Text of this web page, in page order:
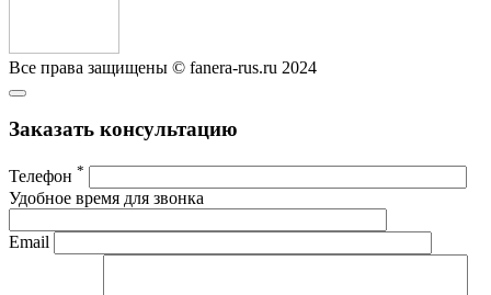
Все права защищены © fanera-rus.ru 2024
Заказать консультацию
Телефон *
Удобное время для звонка
Email